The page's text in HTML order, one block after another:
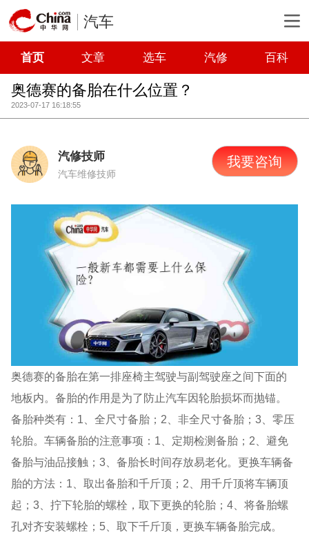
汽车
首页 文章 选车 汽修 百科
奥德赛的备胎在什么位置？
2023-07-17 16:18:55
汽修技师
汽车维修技师
我要咨询
奥德赛的备胎在第一排座椅主驾驶与副驾驶座之间下面的
地板内。备胎的作用是为了防止汽车因轮胎损坏而抛锚。
备胎种类有：1、全尺寸备胎；2、非全尺寸备胎；3、零压
轮胎。车辆备胎的注意事项：1、定期检测备胎；2、避免
备胎与油品接触；3、备胎长时间存放易老化。更换车辆备
胎的方法：1、取出备胎和千斤顶；2、用千斤顶将车辆顶
起；3、拧下轮胎的螺栓，取下更换的轮胎；4、将备胎螺
孔对齐安装螺栓；5、取下千斤顶，更换车辆备胎完成。